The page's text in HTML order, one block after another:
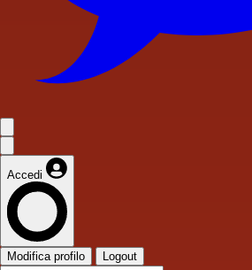
Accedi
Modifica profilo Logout